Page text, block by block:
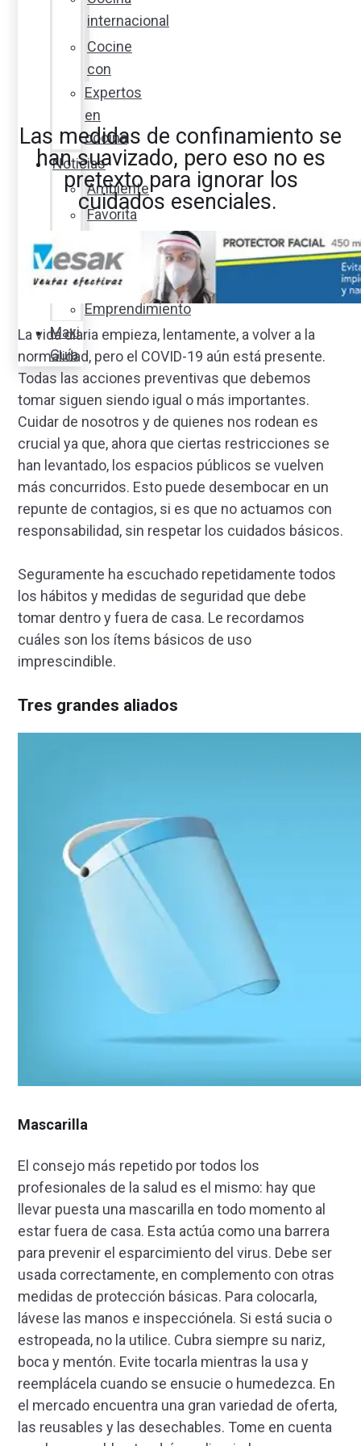
internacional
Cocine
con
Expertos
en
cocina
Noticias
Ambiente
Favorita
acción
Corporativo
Emprendimiento
Maxi
Guía
Las medidas de confinamiento se
han suavizado, pero eso no es
pretexto para ignorar los
cuidados esenciales.
La vida diaria empieza, lentamente, a volver a la
normalidad, pero el COVID-19 aún está presente.
Todas las acciones preventivas que debemos
tomar siguen siendo igual o más importantes.
Cuidar de nosotros y de quienes nos rodean es
crucial ya que, ahora que ciertas restricciones se
han levantado, los espacios públicos se vuelven
más concurridos. Esto puede desembocar en un
repunte de contagios, si es que no actuamos con
responsabilidad, sin respetar los cuidados básicos.
Seguramente ha escuchado repetidamente todos
los hábitos y medidas de seguridad que debe
tomar dentro y fuera de casa. Le recordamos
cuáles son los ítems básicos de uso
imprescindible.
Tres grandes aliados
Mascarilla
El consejo más repetido por todos los
profesionales de la salud es el mismo: hay que
llevar puesta una mascarilla en todo momento al
estar fuera de casa. Esta actúa como una barrera
para prevenir el esparcimiento del virus. Debe ser
usada correctamente, en complemento con otras
medidas de protección básicas. Para colocarla,
lávese las manos e inspecciónela. Si está sucia o
estropeada, no la utilice. Cubra siempre su nariz,
boca y mentón. Evite tocarla mientras la usa y
reemplácela cuando se ensucie o humedezca. En
el mercado encuentra una gran variedad de oferta,
las reusables y las desechables. Tome en cuenta